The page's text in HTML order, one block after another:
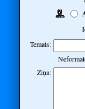
Temats:
Ziņa: